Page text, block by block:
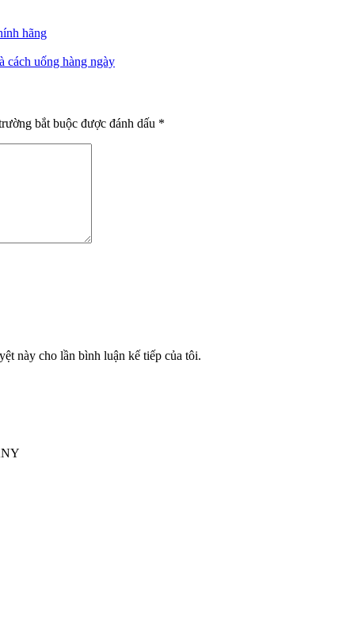
hãng
cách uống hàng ngày
bắt buộc được đánh dấu *
này cho lần bình luận kế tiếp của tôi.